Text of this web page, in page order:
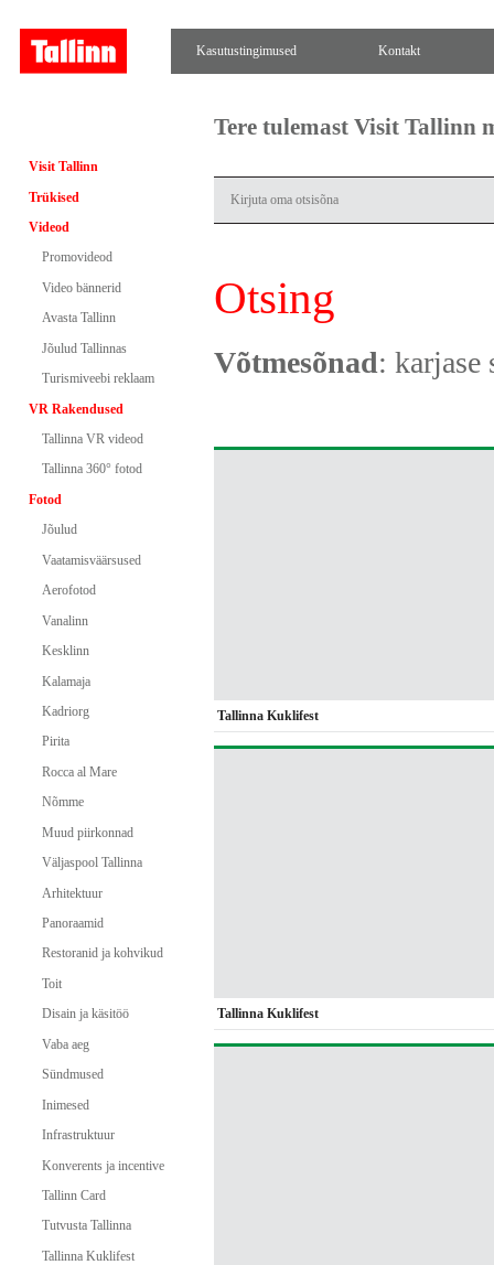
Kasutustingimused Kontakt
Visit Tallinn
Trükised
Videod
Promovideod
Video bännerid
Avasta Tallinn
Jõulud Tallinnas
Turismiveebi reklaam
VR Rakendused
Tallinna VR videod
Tallinna 360° fotod
Fotod
Jõulud
Vaatamisväärsused
Aerofotod
Vanalinn
Kesklinn
Kalamaja
Kadriorg
Pirita
Rocca al Mare
Nõmme
Muud piirkonnad
Väljaspool Tallinna
Arhitektuur
Panoraamid
Restoranid ja kohvikud
Toit
Disain ja käsitöö
Vaba aeg
Sündmused
Inimesed
Infrastruktuur
Konverents ja incentive
Tallinn Card
Tutvusta Tallinna
Tallinna Kuklifest
Tere tulemast Visit Tallinn
Otsing
Võtmesõnad: karjase
Tallinna Kuklifest
Tallinna Kuklifest